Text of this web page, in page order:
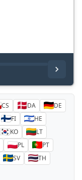
CS DA
DE
FI
HE
KO
LT
PL
PT
SV
TH